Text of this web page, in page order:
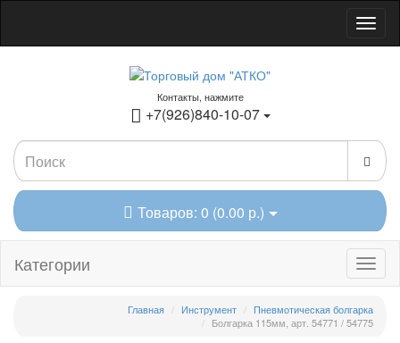
Контакты, нажмите
+7(926)840-10-07
Товаров: 0 (0.00 р.)
Категории
Главная Инструмент
Пневмотическая болгарка
Болгарка 115мм, арт. 54771 / 54775